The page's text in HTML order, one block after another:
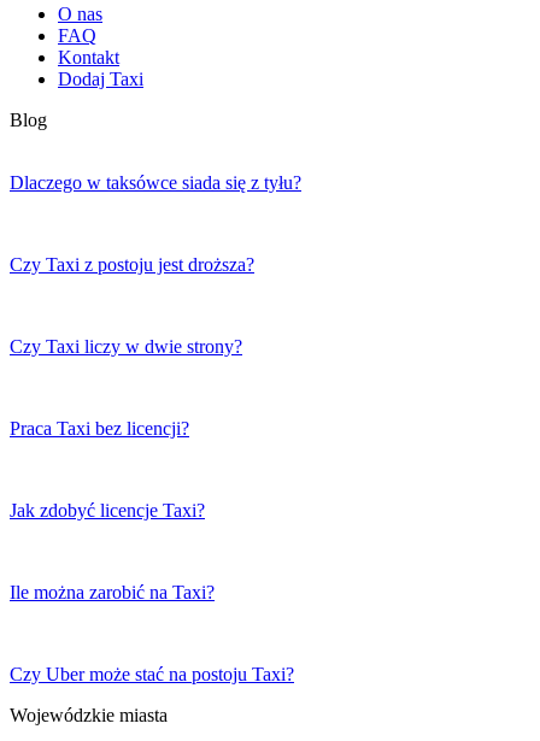
O nas
FAQ
Kontakt
Dodaj Taxi
Blog
Dlaczego w taksówce siada się z tyłu?
Czy Taxi z postoju jest droższa?
Czy Taxi liczy w dwie strony?
Praca Taxi bez licencji?
Jak zdobyć licencje Taxi?
Ile można zarobić na Taxi?
Czy Uber może stać na postoju Taxi?
Wojewódzkie miasta